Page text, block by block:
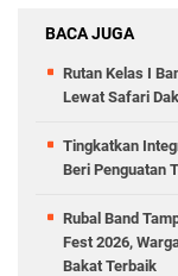
BACA JUGA
Rutan Kelas I
Lewat Safari
Tingkatkan
Beri Penguatan
Rubal Band
Fest 2026,
Bakat Terbaik